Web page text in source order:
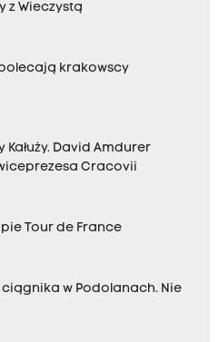
z Wieczystą
krakowscy
Kałuży. David Amdurer
Cracovii
Tour de France
w Podolanach. Nie